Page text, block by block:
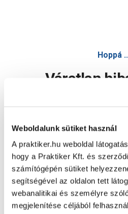
Weboldalunk sütiket használ
A praktiker.hu weboldal
hogy a Praktiker Kft. és
számítógépén sütiket
segítségével az oldalon tett
webanalitikai és személyre
megjelenítése céljából
Hoppá
Váratlan
Oldal